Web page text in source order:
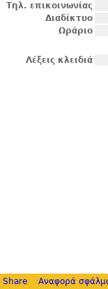
Τηλ. επικοινωνίας
Διαδίκτυο
Ωράριο
Λέξεις κλειδιά
Share Αναφορά